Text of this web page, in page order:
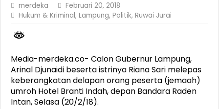
Dirut Jasa Raharja Dampingi Wamenhub Tinjau Penanganan
Purnama Wulan Sari Mirza Buka SiSeSa Roadshow Lampung
merdeka
Februari 20, 2018
Hukum & Kriminal,Lampung,Politik,Ruwai Jurai
Media-merdeka.co- Calon Gubernur Lampung,
Arinal Djunaidi beserta istrinya Riana Sari melepas
keberangkatan delapan orang peserta (jemaah)
umroh Hotel Branti Indah, depan Bandara Raden
Intan, Selasa (20/2/18).